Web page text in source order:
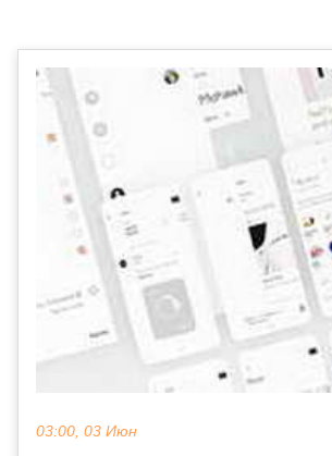
03:00, 03 Июн